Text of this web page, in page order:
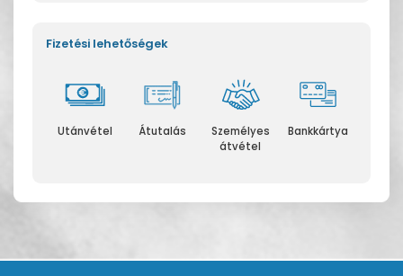
Fizetési lehetőségek
Utánvétel Átutalás
Személyes
átvétel
Bankkártya